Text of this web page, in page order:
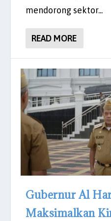
mendorong sektor...
READ MORE
Gubernur Al
Maksimalkan